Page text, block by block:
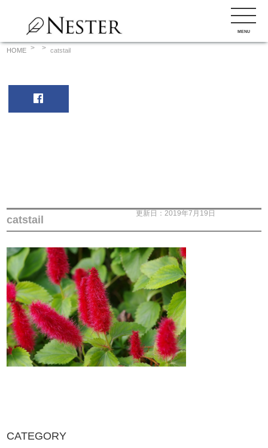
ン
MENU
HOME catstail
更新日：2019年7月19日
catstail
CATEGORY